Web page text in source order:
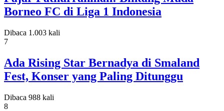
Borneo FC di Liga 1 Indonesia
Dibaca 1.003 kali
7
Ada Rising Star Bernadya di Smaland
Fest, Konser yang Paling Ditunggu
Dibaca 988 kali
8